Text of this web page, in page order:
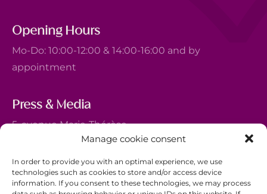
Manage cookie consent
In order to provide you with an optimal experience, we use
technologies such as cookies to store and/or access device
information. If you consent to these technologies, we may process
Opening Hours
Mo-Do: 10:00-12:00 & 14:00-16:00 and by
appointment
Press & Media
5, avenue Marie-Thérèse
L-2132 Luxembourg
+352 44 743 340
comm@ewb.lu